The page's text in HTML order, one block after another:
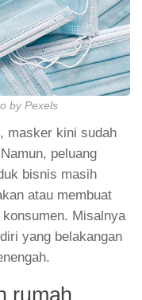
by Pexels
masker kini sudah
peluang
bisnis masih
atau membuat
Misalnya
yang belakangan
rumah